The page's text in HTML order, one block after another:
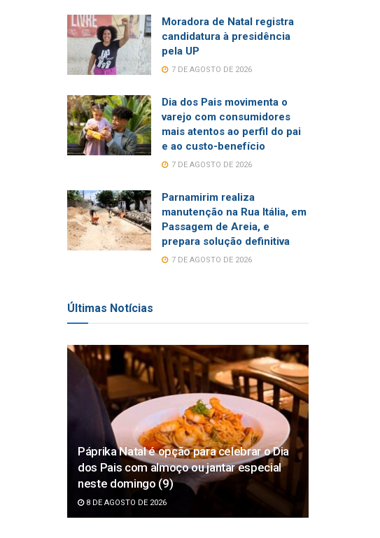
Moradora de Natal registra
candidatura à presidência
pela UP
7 DE AGOSTO DE 2026
Dia dos Pais movimenta o
varejo com consumidores
mais atentos ao perfil do pai
e ao custo-benefício
7 DE AGOSTO DE 2026
Parnamirim realiza
manutenção na Rua Itália, em
Passagem de Areia, e
prepara solução definitiva
7 DE AGOSTO DE 2026
Últimas Notícias
Páprika Natal é opção para celebrar o Dia
dos Pais com almoço ou jantar especial
neste domingo (9)
8 DE AGOSTO DE 2026